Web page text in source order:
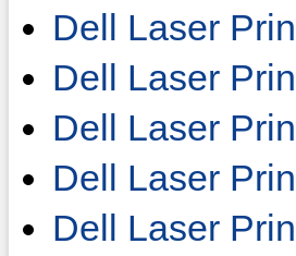
Dell Laser
Dell Laser
Dell Laser
Dell Laser
Dell Laser